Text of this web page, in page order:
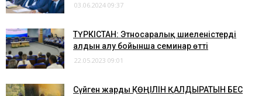
03.06.2024 09:37
ТҮРКІСТАН: Этносаралық шиеленістердің
алдын алу бойынша семинар өтті
22.05.2023 09:01
​Сүйген жардың КӨҢІЛІН ҚАЛДЫРАТЫН БЕС